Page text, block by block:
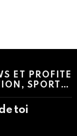
ET PROFITE
SPORT…
toi